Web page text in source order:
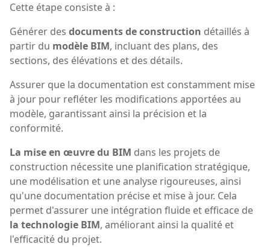
Cette étape consiste à :
Générer des documents de construction détaillés à
partir du modèle BIM, incluant des plans, des
sections, des élévations et des détails.
Assurer que la documentation est constamment mise
à jour pour refléter les modifications apportées au
modèle, garantissant ainsi la précision et la
conformité.
La mise en œuvre du BIM dans les projets de
construction nécessite une planification stratégique,
une modélisation et une analyse rigoureuses, ainsi
qu'une documentation précise et mise à jour. Cela
permet d'assurer une intégration fluide et efficace de
la technologie BIM, améliorant ainsi la qualité et
l'efficacité du projet.